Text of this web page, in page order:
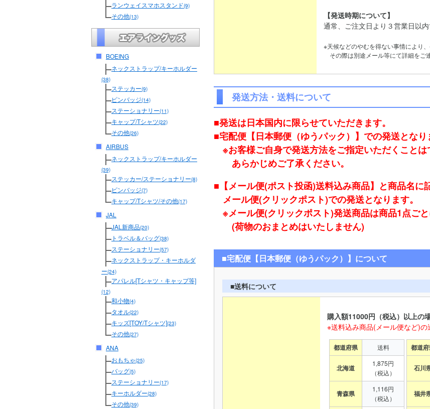
ランウェイスマホスタンド(9)
その他(13)
BOEING
ネックストラップ/キーホルダー
(38)
ステッカー(9)
ピンバッジ(14)
ステーショナリー(11)
キャップ/Tシャツ(22)
その他(26)
AIRBUS
ネックストラップ/キーホルダー
(39)
ステッカー/ステーショナリー(8)
ピンバッジ(7)
キャップ/Tシャツ/その他(17)
JAL
JAL新商品(20)
トラベル＆バッグ(38)
ステーショナリー(57)
ネックストラップ・キーホルダ
ー(24)
アパレル[Tシャツ・キャップ等]
(12)
和小物(4)
タオル(22)
キッズ[TOY/Tシャツ](23)
その他(27)
ANA
おもちゃ(25)
バッグ(5)
ステーショナリー(17)
キーホルダー(28)
その他(39)
【発送時期について】
通常、ご注文日より３営業日以
※天候などのやむを得ない事情により
その際は別途メール等にて詳細をご
発送方法・送料について
■発送は日本国内に限らせていただきます。
■宅配便【日本郵便（ゆうパック）】での発送となり
※お客様ご自身で発送方法をご指定いただくことは
あらかじめご了承ください。
■【メール便(ポスト投函)送料込み商品】と商品名に
メール便(クリックポスト)での発送となります。
※メール便(クリックポスト)発送商品は商品1点ご
(荷物のおまとめはいたしません)
■宅配便【日本郵便（ゆうパック）】について
■送料について
購入額11000円（税込）以上の
※送料込み商品(メール便など)の
都道府県 送料
北海道
1,875円
（税込）
青森県
1,116円
（税込）
都道
石川
福井